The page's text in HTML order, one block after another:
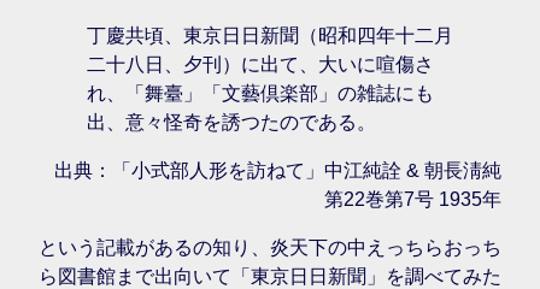
丁慶共頃、東京日日新聞（昭和四年十二月
二十八日、夕刊）に出て、大いに喧傷さ
れ、「舞臺」「文藝倶楽部」の雑誌にも
出、意々怪奇を誘つたのである。
出典：「小式部人形を訪ねて」中江純詮 & 朝長淸純
第22巻第7号 1935年
という記載があるの知り、炎天下の中えっちらおっち
ら図書館まで出向いて「東京日日新聞」を調べてみた